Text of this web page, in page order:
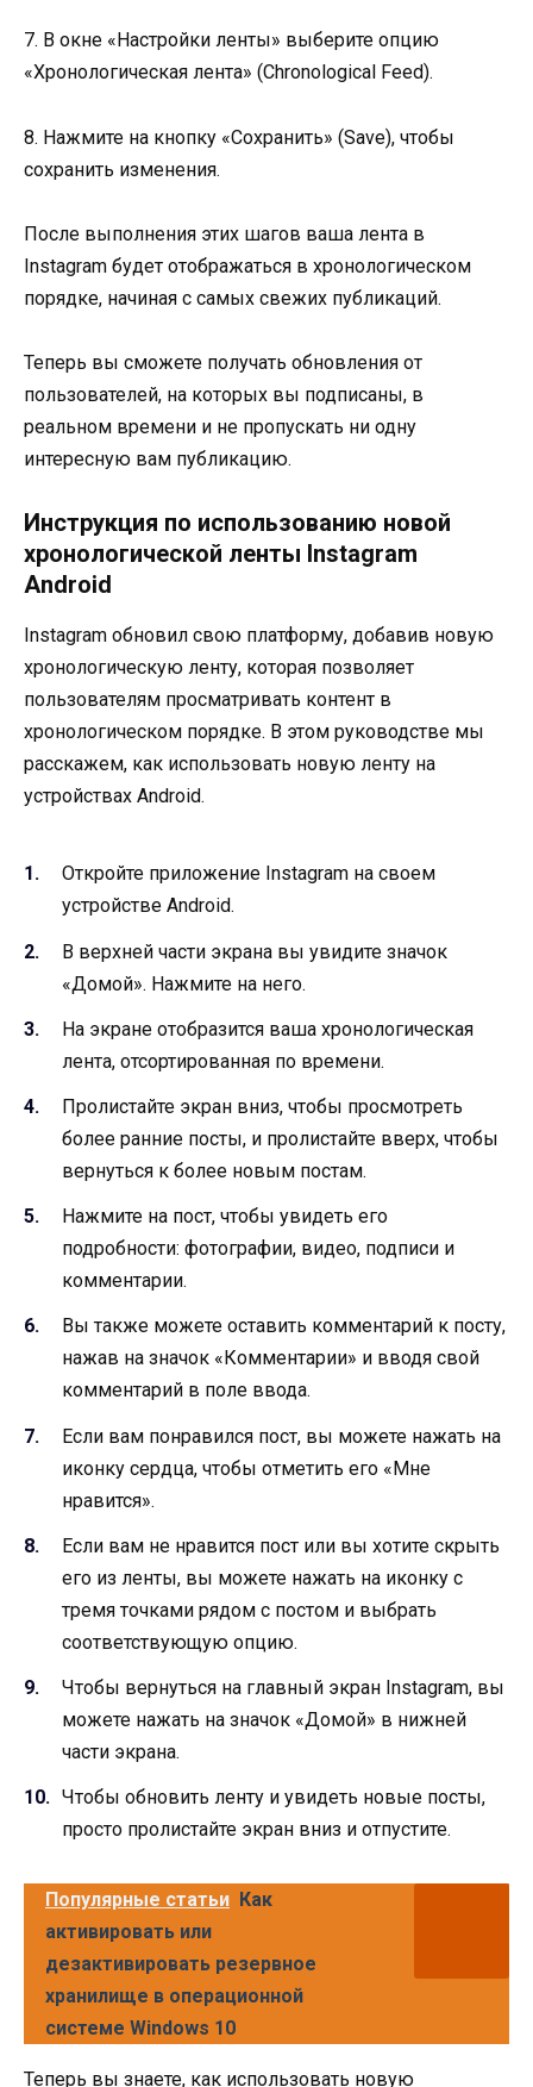
7. В окне «Настройки ленты» выберите опцию
«Хронологическая лента» (Chronological Feed).
8. Нажмите на кнопку «Сохранить» (Save), чтобы
сохранить изменения.
После выполнения этих шагов ваша лента в
Instagram будет отображаться в хронологическом
порядке, начиная с самых свежих публикаций.
Теперь вы сможете получать обновления от
пользователей, на которых вы подписаны, в
реальном времени и не пропускать ни одну
интересную вам публикацию.
Инструкция по использованию новой
хронологической ленты Instagram
Android
Instagram обновил свою платформу, добавив новую
хронологическую ленту, которая позволяет
пользователям просматривать контент в
хронологическом порядке. В этом руководстве мы
расскажем, как использовать новую ленту на
устройствах Android.
Откройте приложение Instagram на своем
устройстве Android.
В верхней части экрана вы увидите значок
«Домой». Нажмите на него.
На экране отобразится ваша хронологическая
лента, отсортированная по времени.
Пролистайте экран вниз, чтобы просмотреть
более ранние посты, и пролистайте вверх, чтобы
вернуться к более новым постам.
Нажмите на пост, чтобы увидеть его
подробности: фотографии, видео, подписи и
комментарии.
Вы также можете оставить комментарий к посту,
нажав на значок «Комментарии» и вводя свой
комментарий в поле ввода.
Если вам понравился пост, вы можете нажать на
иконку сердца, чтобы отметить его «Мне
нравится».
Если вам не нравится пост или вы хотите скрыть
его из ленты, вы можете нажать на иконку с
тремя точками рядом с постом и выбрать
соответствующую опцию.
Чтобы вернуться на главный экран Instagram, вы
можете нажать на значок «Домой» в нижней
части экрана.
Чтобы обновить ленту и увидеть новые посты,
просто пролистайте экран вниз и отпустите.
Популярные статьи Как
активировать или
дезактивировать резервное
хранилище в операционной
системе Windows 10
Теперь вы знаете, как использовать новую